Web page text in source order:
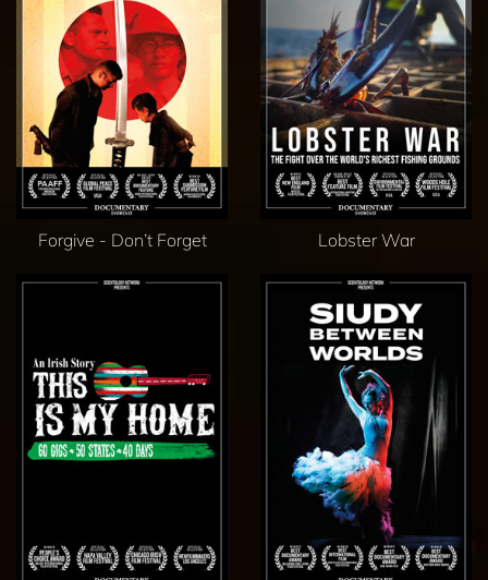
Forgive - Don’t Forget Lobster War